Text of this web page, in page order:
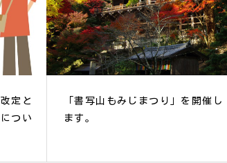
定と
つい
「書写山もみじまつり」を開催し
ます。